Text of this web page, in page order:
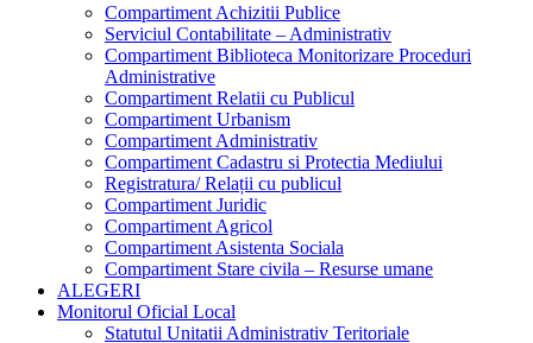
Compartiment Achizitii Publice
Serviciul Contabilitate – Administrativ
Compartiment Biblioteca Monitorizare Proceduri
Administrative
Compartiment Relatii cu Publicul
Compartiment Urbanism
Compartiment Administrativ
Compartiment Cadastru si Protectia Mediului
Registratura/ Relații cu publicul
Compartiment Juridic
Compartiment Agricol
Compartiment Asistenta Sociala
Compartiment Stare civila – Resurse umane
ALEGERI
Monitorul Oficial Local
Statutul Unitatii Administrativ Teritoriale